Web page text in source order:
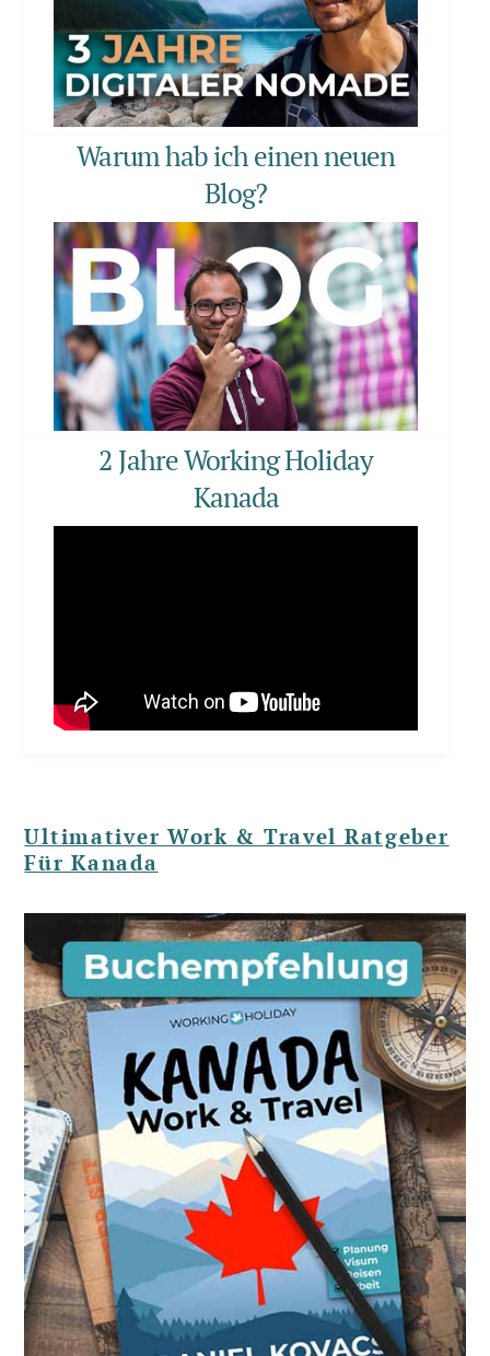
Warum hab ich einen neuen
Blog?
2 Jahre Working Holiday
Kanada
Ultimativer Work & Travel Ratgeber
Für Kanada